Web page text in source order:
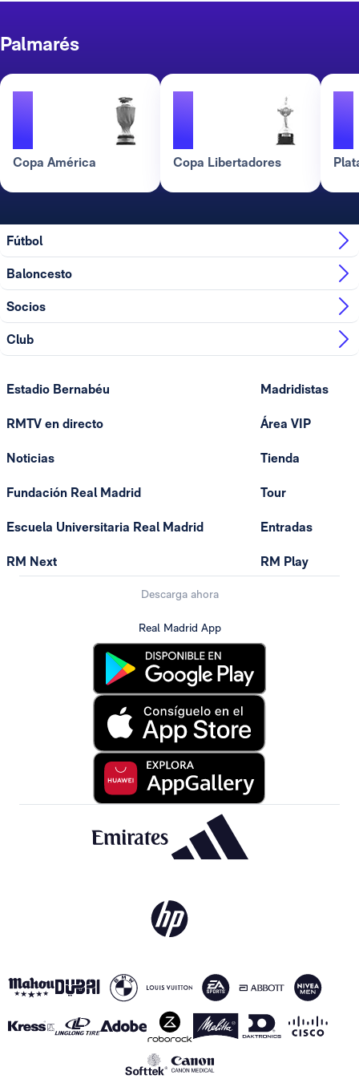
Palmarés
1
Copa América
1
Copa Libertadores
1
Fútbol
Baloncesto
Socios
Club
Estadio Bernabéu
RMTV en directo
Noticias
Fundación Real Madrid
Escuela Universitaria Real Madrid
RM Next
Madridistas
Área VIP
Tienda
Tour
Entradas
RM Play
Descarga ahora
Real Madrid App